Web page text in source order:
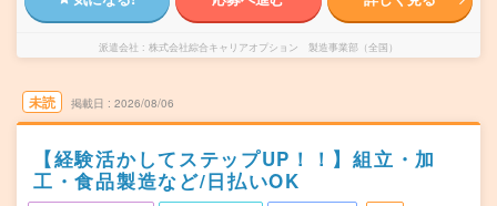
派遣会社 株式会社綜合キャリアオプション 製造事業部（全国）
未読 掲載日 2026/08/06
【経験活かしてステップUP！！】組立・加
工・食品製造など/日払いOK